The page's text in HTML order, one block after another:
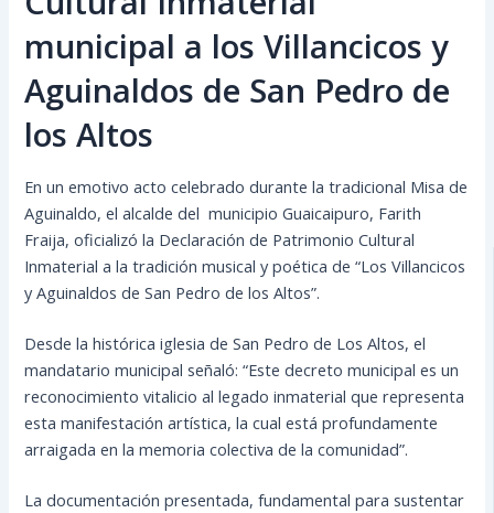
municipal a los Villancicos y
Aguinaldos de San Pedro de
los Altos
En un emotivo acto celebrado durante la tradicional Misa de
Aguinaldo, el alcalde del municipio Guaicaipuro, Farith
Fraija, oficializó la Declaración de Patrimonio Cultural
Inmaterial a la tradición musical y poética de “Los Villancicos
y Aguinaldos de San Pedro de los Altos”.
Desde la histórica iglesia de San Pedro de Los Altos, el
mandatario municipal señaló: “Este decreto municipal es un
reconocimiento vitalicio al legado inmaterial que representa
esta manifestación artística, la cual está profundamente
arraigada en la memoria colectiva de la comunidad”.
La documentación presentada, fundamental para sustentar